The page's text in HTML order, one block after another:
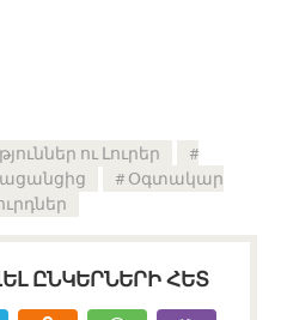
ու Լուրեր
Օգտակար
ԸՆԿԵՐՆԵՐԻ ՀԵՏ